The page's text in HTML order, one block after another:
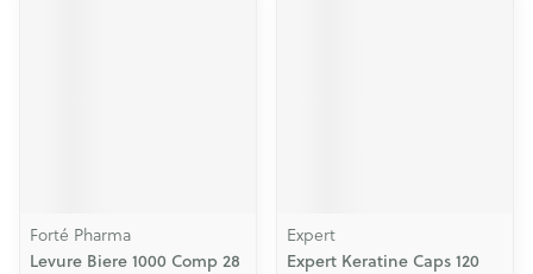
Forté Pharma
Levure Biere 1000 Comp 28
Expert
Expert Keratine Caps 120